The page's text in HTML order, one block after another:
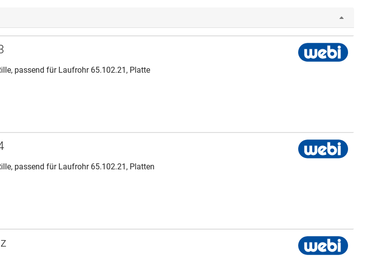
passend für Laufrohr 65.102.21, Platte
passend für Laufrohr 65.102.21, Platten